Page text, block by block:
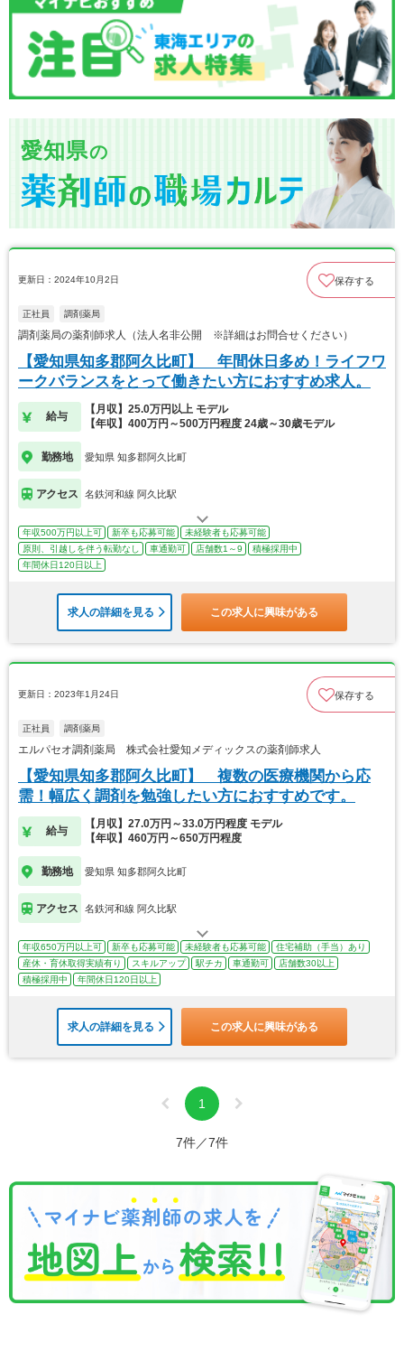
愛知県の
更新日：2024年10月2日 保存する
正社員 調剤薬局
調剤薬局の薬剤師求人（法人名非公開 ※詳細はお問合せください）
【愛知県知多郡阿久比町】 年間休日多め！ライフワ
ークバランスをとって働きたい方におすすめ求人。
給与
【月収】25.0万円以上 モデル
【年収】400万円～500万円程度 24歳～30歳モデル
勤務地 愛知県 知多郡阿久比町
アクセス 名鉄河和線 阿久比駅
年収500万円以上可 新卒も応募可能
未経験者も応募可能
原則、引越しを伴う転勤なし
車通勤可 店舗数1～9
積極採用中
年間休日120日以上
求人の詳細を見る この求人に興味がある
更新日：2023年1月24日 保存する
正社員 調剤薬局
エルパセオ調剤薬局 株式会社愛知メディックスの薬剤師求人
【愛知県知多郡阿久比町】 複数の医療機関から応
需！幅広く調剤を勉強したい方におすすめです。
給与
【月収】27.0万円～33.0万円程度 モデル
【年収】460万円～650万円程度
勤務地 愛知県 知多郡阿久比町
アクセス 名鉄河和線 阿久比駅
年収650万円以上可 新卒も応募可能 未経験者も応募可能
住宅補助（手当）あり
産休・育休取得実績有り
スキルアップ 駅チカ 車通勤可
店舗数30以上
積極採用中
年間休日120日以上
求人の詳細を見る この求人に興味がある
1
7件／7件